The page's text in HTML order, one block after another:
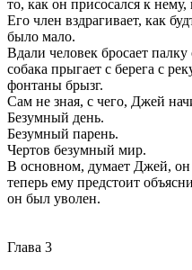
то, как он присосался к
Его член вздрагивает, как
было мало.
Вдали человек бросает
собака прыгает с берега с
фонтаны брызг.
Сам не зная, с чего, Джей
Безумный день.
Безумный парень.
Чертов безумный мир.
В основном, думает Джей, он
теперь ему предстоит
он был уволен.
Глава 3